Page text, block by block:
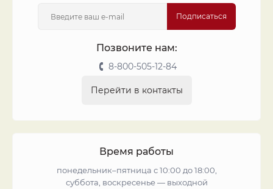
Подписаться
Позвоните нам:
8-800-505-12-84
Перейти в контакты
Время работы
понедельник–пятница с 10:00 до 18:00,
суббота, воскресенье — выходной